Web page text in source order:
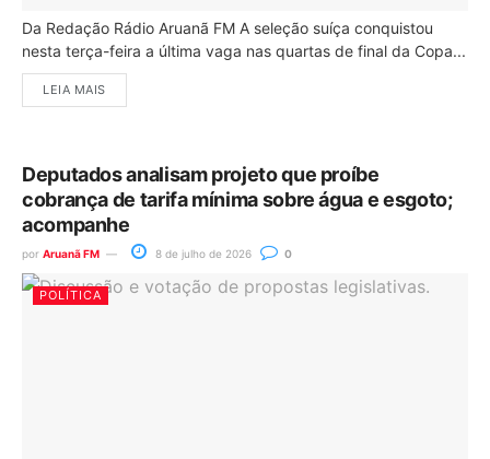
Da Redação Rádio Aruanã FM A seleção suíça conquistou
nesta terça-feira a última vaga nas quartas de final da Copa...
LEIA MAIS
Deputados analisam projeto que proíbe
cobrança de tarifa mínima sobre água e esgoto;
acompanhe
por Aruanã FM 8 de julho de 2026 0
POLÍTICA